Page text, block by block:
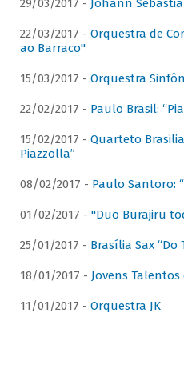
29/03/2017 - Johann
22/03/2017 - Orquestra de
ao Barraco"
15/03/2017 - Orquestra
22/02/2017 - Paulo Brasil:
15/02/2017 - Quarteto
Piazzolla”
08/02/2017 - Paulo Santoro:
01/02/2017 - "Duo Burajiru
25/01/2017 - Brasília Sax
18/01/2017 - Jovens
11/01/2017 - Orquestra JK